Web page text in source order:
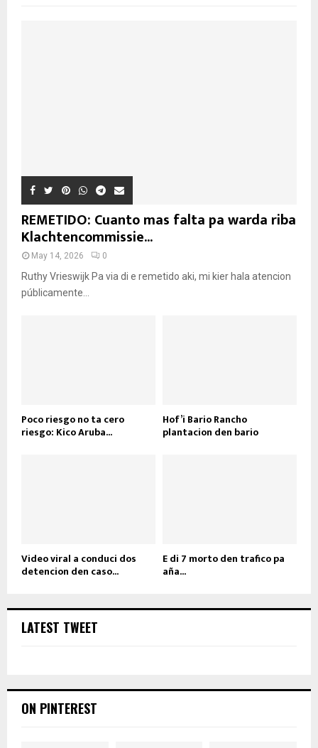
REMETIDO: Cuanto mas falta pa warda riba
Klachtencommissie...
May 14, 2026 0
Ruthy Vrieswijk Pa via di e remetido aki, mi kier hala atencion
públicamente...
Poco riesgo no ta cero
riesgo: Kico Aruba...
Hof’i Bario Rancho
plantacion den bario
Video viral a conduci dos
detencion den caso...
E di 7 morto den trafico pa
aña...
LATEST TWEET
ON PINTEREST